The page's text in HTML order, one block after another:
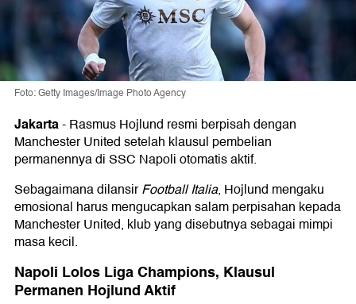
Foto: Getty Images/Image Photo Agency
Jakarta-Rasmus Hojlund resmi berpisah dengan
Manchester Unitedsetelah klausul pembelian
permanennya diSSC Napoliotomatis aktif.
Sebagaimana dilansirFootball Italia, Hojlund mengaku
emosional harus mengucapkan salam perpisahan kepada
Manchester United, klub yang disebutnya sebagai mimpi
masa kecil.
Napoli Lolos Liga Champions, Klausul
Permanen Hojlund Aktif